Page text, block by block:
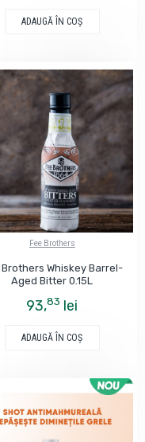
ADAUGĂ ÎN COŞ
Fee Brothers
Brothers Whiskey Barrel-
Aged Bitter 0.15L
93,83 lei
ADAUGĂ ÎN COŞ